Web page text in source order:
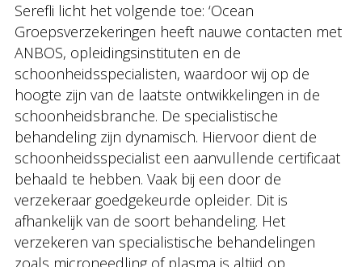
Serefli licht het volgende toe: ‘Ocean
Groepsverzekeringen heeft nauwe contacten met
ANBOS, opleidingsinstituten en de
schoonheidsspecialisten, waardoor wij op de
hoogte zijn van de laatste ontwikkelingen in de
schoonheidsbranche. De specialistische
behandeling zijn dynamisch. Hiervoor dient de
schoonheidsspecialist een aanvullende certificaat
behaald te hebben. Vaak bij een door de
verzekeraar goedgekeurde opleider. Dit is
afhankelijk van de soort behandeling. Het
verzekeren van specialistische behandelingen
zoals microneedling of plasma is altijd op